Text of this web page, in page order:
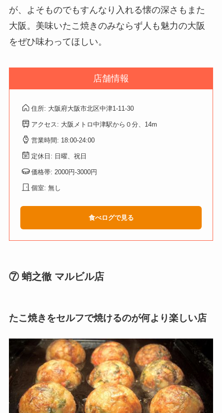
が、よそものでもすんなり入れる懐の深さもまた
大阪。美味いたこ焼きのみならず人も魅力の大阪
をぜひ味わってほしい。
店舗情報
住所: 大阪府大阪市北区中津1-11-30
アクセス: 大阪メトロ中津駅から０分、14m
営業時間: 18:00-24:00
定休日: 日曜、祝日
価格帯: 2000円-3000円
個室: 無し
食べログで見る
⑦ 蛸之徹 マルビル店
たこ焼きをセルフで焼けるのが何より楽しい店